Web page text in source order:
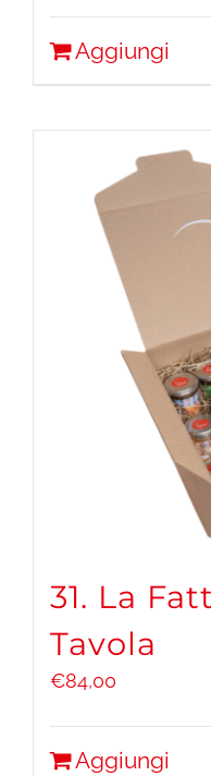
Aggiungi
31. La
Tavola
€84,00
Aggiungi